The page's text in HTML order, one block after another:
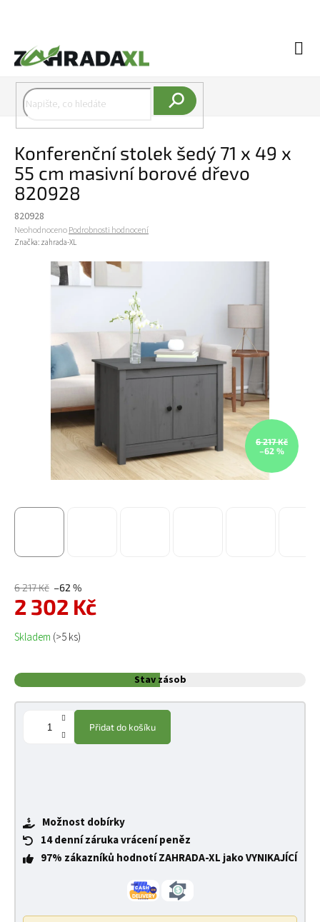
Konferenční stolek šedý 71 x 49 x
55 cm masivní borové dřevo
820928
820928
Průměrné hodnocení produktu je 0,0 z 5 hvězdiček.
NeohodnocenoPodrobnosti hodnocení
Značka: zahrada-XL
6 217 Kč
–62 %
6 217 Kč –62 %
2 302 Kč
Měrná cena:
Skladem (>5 ks)
Stav zásob
Přidat do košíku
Možnost dobírky
14 denní záruka vrácení peněz
97% zákazníků hodnotí ZAHRADA-XL jako VYNIKAJÍCÍ